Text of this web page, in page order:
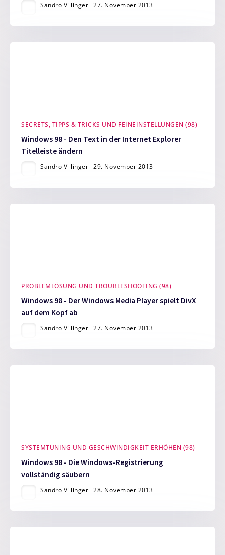
Sandro Villinger 27. November 2013
SECRETS, TIPPS & TRICKS UND FEINEINSTELLUNGEN (98)
Windows 98 - Den Text in der Internet Explorer
Titelleiste ändern
Sandro Villinger 29. November 2013
PROBLEMLÖSUNG UND TROUBLESHOOTING (98)
Windows 98 - Der Windows Media Player spielt DivX
auf dem Kopf ab
Sandro Villinger 27. November 2013
SYSTEMTUNING UND GESCHWINDIGKEIT ERHÖHEN (98)
Windows 98 - Die Windows-Registrierung
vollständig säubern
Sandro Villinger 28. November 2013